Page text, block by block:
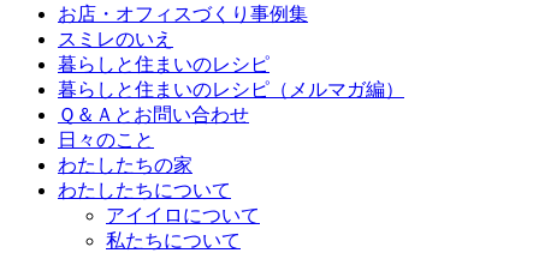
お店・オフィスづくり事例集
スミレのいえ
暮らしと住まいのレシピ
暮らしと住まいのレシピ（メルマガ編）
Ｑ＆Ａとお問い合わせ
日々のこと
わたしたちの家
わたしたちについて
アイイロについて
私たちについて